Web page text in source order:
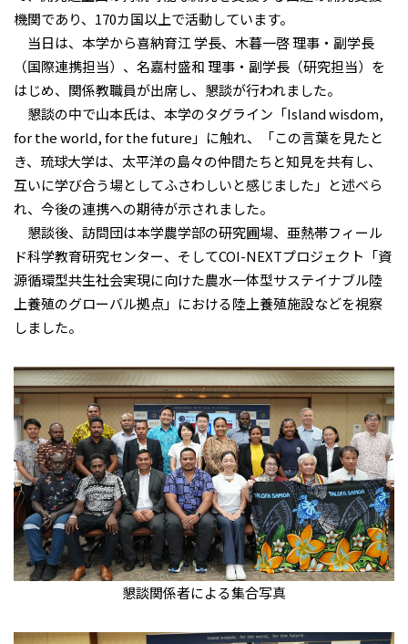
機関であり、170カ国以上で活動しています。
当日は、本学から喜納育江 学長、木暮一啓 理事・副学長
（国際連携担当）、名嘉村盛和 理事・副学長（研究担当）を
はじめ、関係教職員が出席し、懇談が行われました。
懇談の中で山本氏は、本学のタグライン「Island wisdom,
for the world, for the future」に触れ、「この言葉を見たと
き、琉球大学は、太平洋の島々の仲間たちと知見を共有し、
互いに学び合う場としてふさわしいと感じました」と述べら
れ、今後の連携への期待が示されました。
懇談後、訪問団は本学農学部の研究圃場、亜熱帯フィール
ド科学教育研究センター、そしてCOI-NEXTプロジェクト「資
源循環型共生社会実現に向けた農水一体型サステイナブル陸
上養殖のグローバル拠点」における陸上養殖施設などを視察
しました。
懇談関係者による集合写真